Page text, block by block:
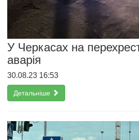
У Черкасах на
аварія
30.08.23 16:53
Детальніше